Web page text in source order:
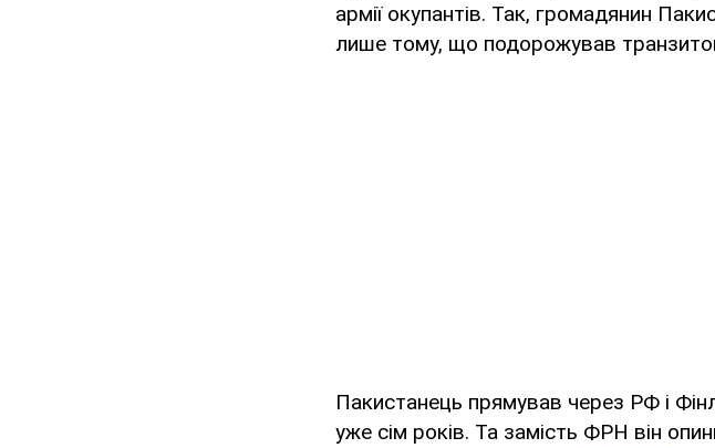
армії окупантів. Так, громадянин
лише тому, що подорожував
Пакистанець прямував через РФ і
уже сім років. Та замість ФРН він